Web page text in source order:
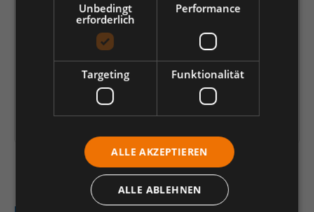
je Verp.-Einheit (1 Stück) | 1 Stück (
Preis-/Mengenrechner
Anzahl verringern Anzahl erhöhen
In den Warenkorb
Beschreibung
Unbedingt
erforderlich
Performance
Targeting Funktionalität
ALLE AKZEPTIEREN
ALLE ABLEHNEN